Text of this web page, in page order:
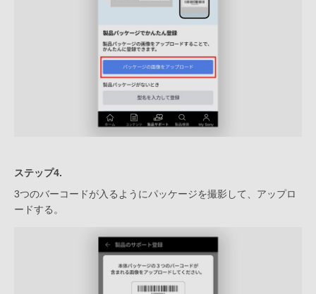
ステップ4.
3つのバーコードが入るようにパッケージを撮影して、アップロ
ードする。